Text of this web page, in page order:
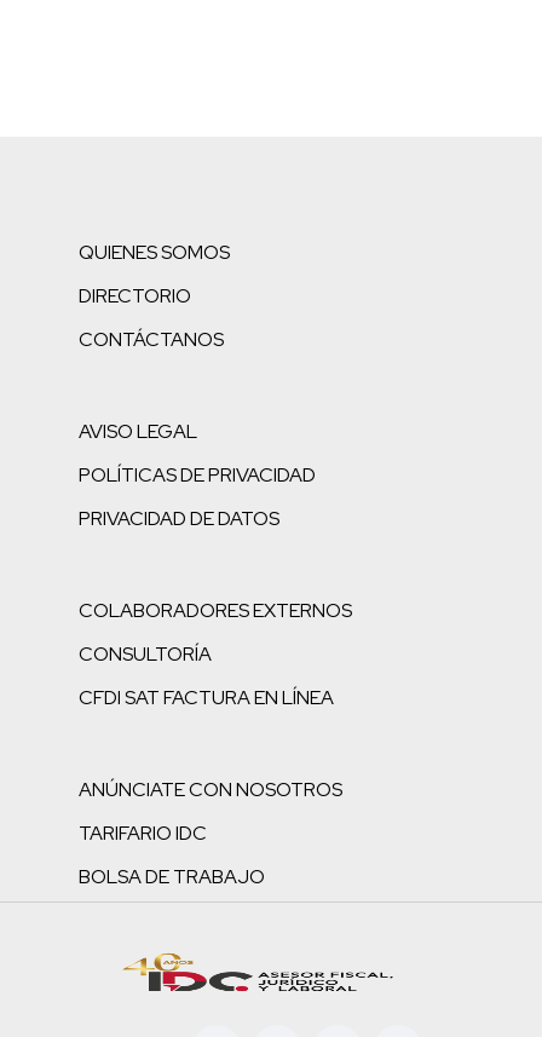
QUIENES SOMOS
DIRECTORIO
CONTÁCTANOS
AVISO LEGAL
POLÍTICAS DE PRIVACIDAD
PRIVACIDAD DE DATOS
COLABORADORES EXTERNOS
CONSULTORÍA
CFDI SAT FACTURA EN LÍNEA
ANÚNCIATE CON NOSOTROS
TARIFARIO IDC
BOLSA DE TRABAJO